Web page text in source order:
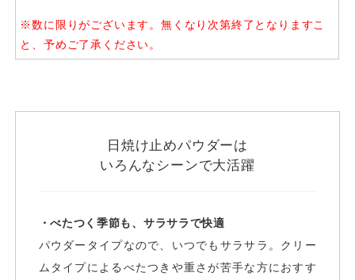
※数に限りがございます。無くなり次第終了となりますこ
と、予めご了承ください。
日焼け止めパウダーは
いろんなシーンで大活躍
・べたつく季節も、サラサラで快適
パウダータイプなので、いつでもサラサラ。クリー
ムタイプによるべたつきや重さが苦手な方におすす